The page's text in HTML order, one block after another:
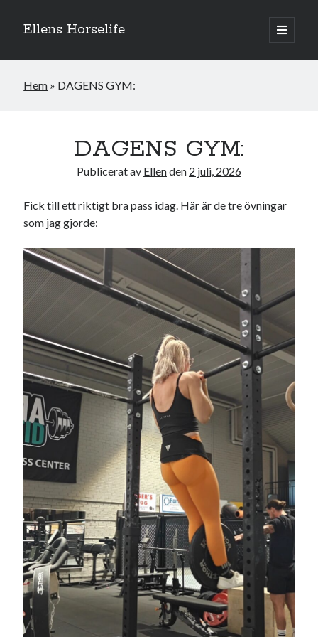
Ellens Horselife
öppna
primär
Sidopanel
Hej och välkomna till min blogg! Jag heter Ellen och är född 1996. På
denna bloggen kan ni följa min resa med hästarna, från ponnytävlingar i
dressyr & hoppning till MSV hopp & dressyr på stor häst.
Sök
Sök
Senaste inläggen
VI TRÄNAR VIDARE!
MYCKET FLUGOR
IDA; dagens hoppning!
HINDERBANA
130 BAND
Kategorier
Allmänt
(997)
Extrahästar
Hållidej(276)
Hem » DAGENS GYM:
DAGENS GYM:
Publicerat av Ellenden 2 juli, 2026
Fick till ett riktigt bra pass idag. Här är de tre övningar
som jag gjorde: